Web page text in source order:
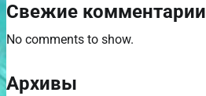
Свежие комментарии
No comments to show.
Архивы